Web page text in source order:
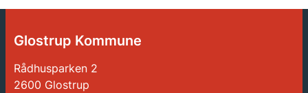
Glostrup Kommune
Rådhusparken 2
2600 Glostrup